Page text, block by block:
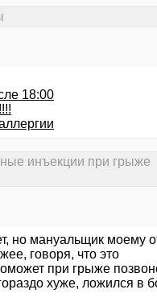
18:00
инъекции при грыже
но мануальщик моему
говоря, что это
при грыже
хуже, ложился в